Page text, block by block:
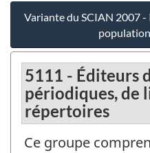
Variante du SCIAN 2007
5111 - Éditeurs
périodiques, de
répertoires
Ce groupe